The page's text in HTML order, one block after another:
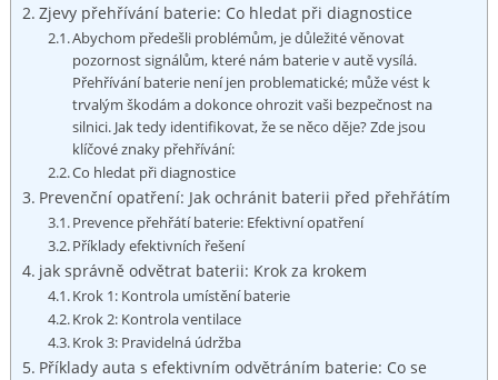
Zjevy přehřívání baterie:⁢ Co hledat při diagnostice
Abychom předešli problémům, je⁣ důležité věnovat
pozornost signálům, které ⁣nám⁣ baterie v autě vysílá.
⁤Přehřívání baterie není jen problematické; může ⁣vést k
trvalým škodám a ⁣dokonce‌ ohrozit vaši bezpečnost na
silnici. Jak tedy identifikovat, že se ⁤něco děje? Zde⁢ jsou
klíčové znaky přehřívání:
Co hledat při diagnostice
Prevenční opatření: Jak⁣ ochránit baterii před přehřátím
Prevence přehřátí baterie: Efektivní opatření
Příklady efektivních řešení
jak správně odvětrat baterii: Krok za ​krokem
Krok⁣ 1: Kontrola umístění baterie
Krok 2: Kontrola ventilace
Krok 3: Pravidelná údržba
Příklady auta ‍s efektivním odvětráním baterie: Co se